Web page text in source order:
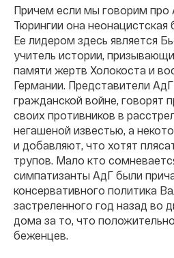
Причем если мы говорим про
Тюрингии она неонацистская
Ее лидером здесь является
учитель истории,
памяти жертв Холокоста и
Германии. Представители
гражданской войне, говорят
своих противников в
негашеной известью, а
и добавляют, что хотят
трупов. Мало кто
симпатизанты АдГ были
консервативного политика
застреленного год назад во
дома за то, что
беженцев.